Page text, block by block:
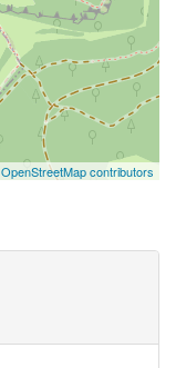
OpenStreetMap contributors